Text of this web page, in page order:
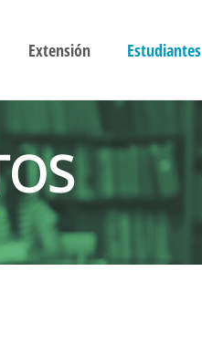
Extensión Estudiantes